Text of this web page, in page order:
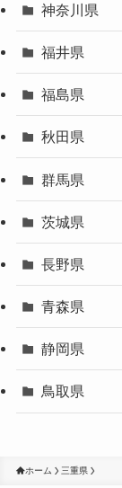
神奈川県
福井県
福島県
秋田県
群馬県
茨城県
長野県
青森県
静岡県
鳥取県
ホーム 三重県